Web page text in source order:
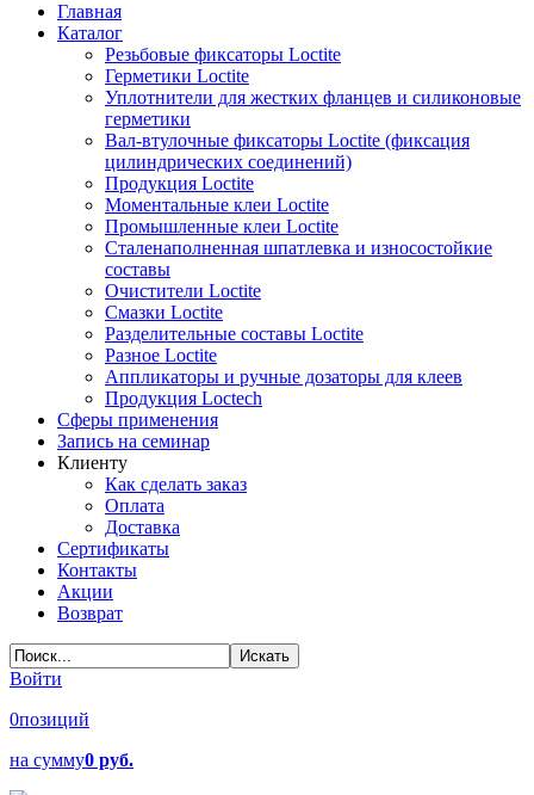
Главная
Каталог
Резьбовые фиксаторы Loctite
Герметики Loctite
Уплотнители для жестких фланцев и силиконовые
герметики
Вал-втулочные фиксаторы Loctite (фиксация
цилиндрических соединений)
Продукция Loctite
Моментальные клеи Loctite
Промышленные клеи Loctite
Сталенаполненная шпатлевка и износостойкие
составы
Очистители Loctite
Смазки Loctite
Разделительные составы Loctite
Разное Loctite
Аппликаторы и ручные дозаторы для клеев
Продукция Loctech
Сферы применения
Запись на семинар
Клиенту
Как сделать заказ
Оплата
Доставка
Сертификаты
Контакты
Акции
Возврат
Войти
0позиций
на сумму0 руб.